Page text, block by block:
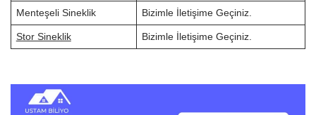
Menteşeli Sineklik Bizimle İletişime Geçiniz.
Stor Sineklik Bizimle İletişime Geçiniz.